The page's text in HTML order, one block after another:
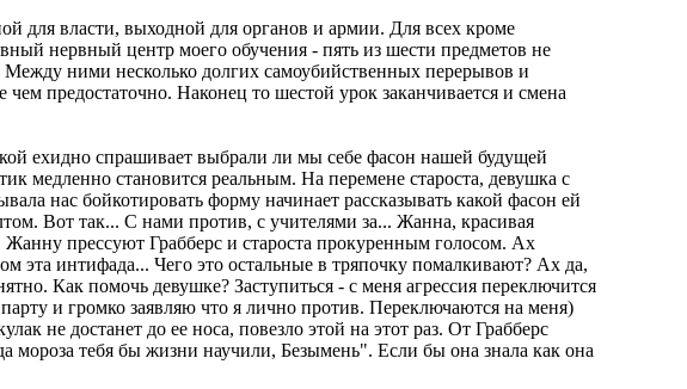
для власти, выходной для органов и армии. Для всех кроме
нервный центр моего обучения - пять из шести предметов не
ними несколько долгих самоубийственных перерывов и
предостаточно. Наконец то шестой урок заканчивается и смена
ехидно спрашивает выбрали ли мы себе фасон нашей будущей
медленно становится реальным. На перемене староста, девушка с
нас бойкотировать форму начинает рассказывать какой фасон ей
Вот так... С нами против, с учителями за... Жанна, красивая
прессуют Грабберс и староста прокуренным голосом. Ах
эта интифада... Чего это остальные в тряпочку помалкивают? Ах да,
Как помочь девушке? Заступиться - с меня агрессия переключится
и громко заявляю что я лично против. Переключаются на меня)
не достанет до ее носа, повезло этой на этот раз. От Грабберс
тебя бы жизни научили, Безымень". Если бы она знала как она